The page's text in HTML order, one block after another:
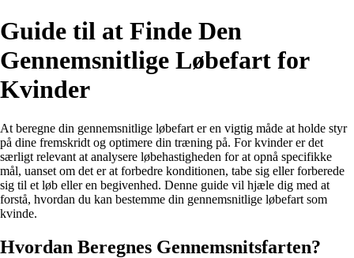
Guide til at Finde Den
Gennemsnitlige Løbefart for
Kvinder
At beregne din gennemsnitlige løbefart er en vigtig måde at holde styr
på dine fremskridt og optimere din træning på. For kvinder er det
særligt relevant at analysere løbehastigheden for at opnå specifikke
mål, uanset om det er at forbedre konditionen, tabe sig eller forberede
sig til et løb eller en begivenhed. Denne guide vil hjæle dig med at
forstå, hvordan du kan bestemme din gennemsnitlige løbefart som
kvinde.
Hvordan Beregnes Gennemsnitsfarten?